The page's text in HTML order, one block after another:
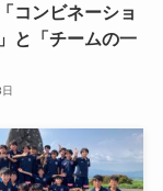
コンビネーショ
と「チームの一